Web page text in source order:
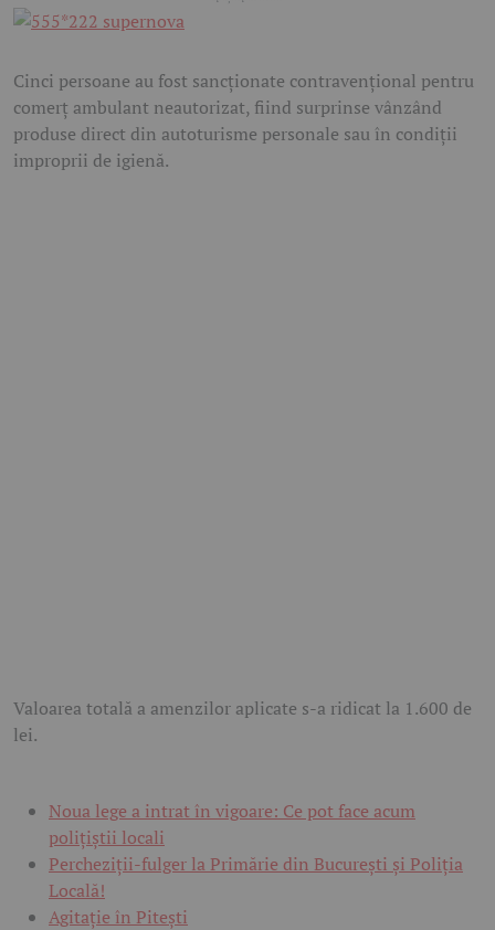
Cinci persoane au fost sancționate contravențional pentru
comerț ambulant neautorizat, fiind surprinse vânzând
produse direct din autoturisme personale sau în condiții
improprii de igienă.
Valoarea totală a amenzilor aplicate s-a ridicat la 1.600 de
lei.
Noua lege a intrat în vigoare: Ce pot face acum
polițiștii locali
Percheziții-fulger la Primărie din București și Poliția
Locală!
Agitație în Pitești